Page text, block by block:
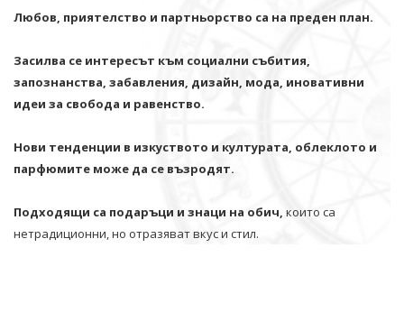
Любов, приятелство и партньорство са на преден план.
Засилва се интересът към социални събития,
запознанства, забавления, дизайн, мода, иновативни
идеи за свобода и равенство.
Нови тенденции в изкуството и културата, облеклото и
парфюмите може да се възродят.
Подходящи са подаръци и знаци на обич, които са
нетрадиционни, но отразяват вкус и стил.